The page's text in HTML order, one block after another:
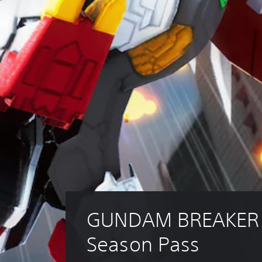
GUNDAM
Season Pass